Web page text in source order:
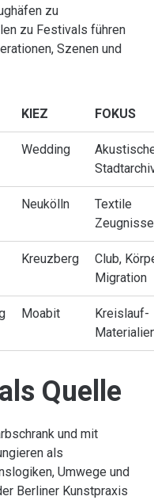
zu
zu Festivals führen
Szenen und
KIEZ FOKUS
Wedding
Neukölln
Textile
Zeugnisse
Kreuzberg
Club,
Migration
Moabit
Kreislauf-
Quelle
und mit
als
Umwege und
Berliner Kunstpraxis